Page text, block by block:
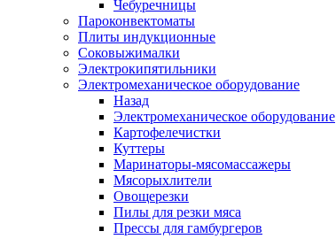
Чебуречницы
Пароконвектоматы
Плиты индукционные
Соковыжималки
Электрокипятильники
Электромеханическое оборудование
Назад
Электромеханическое оборудование
Картофелечистки
Куттеры
Маринаторы-мясомассажеры
Мясорыхлители
Овощерезки
Пилы для резки мяса
Прессы для гамбургеров